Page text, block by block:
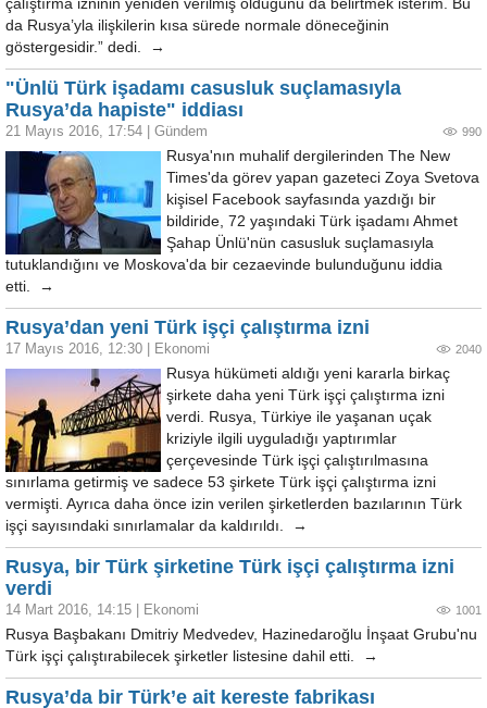
çalıştırma izninin yeniden verilmiş olduğunu da belirtmek isterim. Bu
da Rusya’yla ilişkilerin kısa sürede normale döneceğinin
göstergesidir.” dedi. →
"Ünlü Türk işadamı casusluk suçlamasıyla
Rusya’da hapiste" iddiası
21 Mayıs 2016, 17:54 Gündem 990
Rusya'nın muhalif dergilerinden The New
Times'da görev yapan gazeteci Zoya Svetova
kişisel Facebook sayfasında yazdığı bir
bildiride, 72 yaşındaki Türk işadamı Ahmet
Şahap Ünlü'nün casusluk suçlamasıyla
tutuklandığını ve Moskova'da bir cezaevinde bulunduğunu iddia
etti. →
Rusya’dan yeni Türk işçi çalıştırma izni
17 Mayıs 2016, 12:30 Ekonomi 2040
Rusya hükümeti aldığı yeni kararla birkaç
şirkete daha yeni Türk işçi çalıştırma izni
verdi. Rusya, Türkiye ile yaşanan uçak
kriziyle ilgili uyguladığı yaptırımlar
çerçevesinde Türk işçi çalıştırılmasına
sınırlama getirmiş ve sadece 53 şirkete Türk işçi çalıştırma izni
vermişti. Ayrıca daha önce izin verilen şirketlerden bazılarının Türk
işçi sayısındaki sınırlamalar da kaldırıldı. →
Rusya, bir Türk şirketine Türk işçi çalıştırma izni
verdi
14 Mart 2016, 14:15 Ekonomi 1001
Rusya Başbakanı Dmitriy Medvedev, Hazinedaroğlu İnşaat Grubu'nu
Türk işçi çalıştırabilecek şirketler listesine dahil etti. →
Rusya’da bir Türk’e ait kereste fabrikası